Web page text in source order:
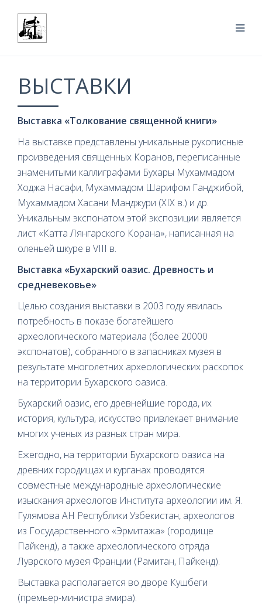
ВЫСТАВКИ
Выставка «Толкование священной книги»
На выставке представлены уникальные рукописные
произведения священных Коранов, переписанные
знаменитыми каллиграфами Бухары Мухаммадом
Ходжа Насафи, Мухаммадом Шарифом Ганджибой,
Мухаммадом Хасани Манджури (XIX в.) и др.
Уникальным экспонатом этой экспозиции является
лист «Катта Лянгарского Корана», написанная на
оленьей шкуре в VIII в.
Выставка «Бухарский оазис. Древность и
средневековье»
Целью создания выставки в 2003 году явилась
потребность в показе богатейшего
археологического материала (более 20000
экспонатов), собранного в запасниках музея в
результате многолетних археологических раскопок
на территории Бухарского оазиса.
Бухарский оазис, его древнейшие города, их
история, культура, искусство привлекает внимание
многих ученых из разных стран мира.
Ежегодно, на территории Бухарского оазиса на
древних городищах и курганах проводятся
совместные международные археологические
изыскания археологов Института археологии им. Я.
Гулямова АН Республики Узбекистан, археологов
из Государственного «Эрмитажа» (городище
Пайкенд), а также археологического отряда
Луврского музея Франции (Рамитан, Пайкенд).
Выставка располагается во дворе Кушбеги
(премьер-министра эмира).